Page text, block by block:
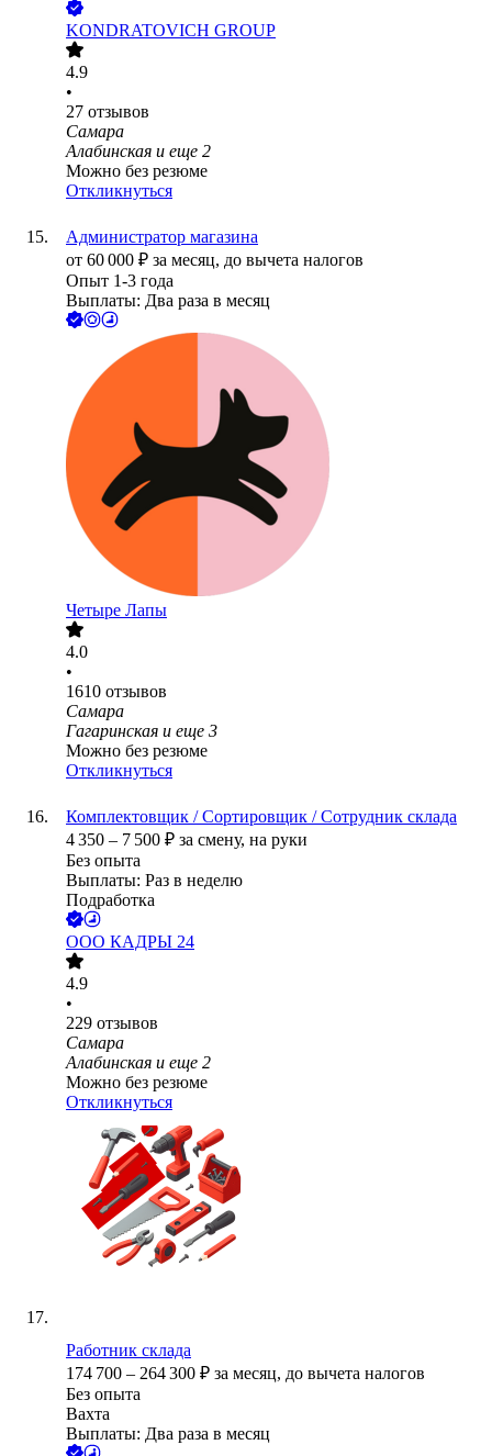
KONDRATOVICH GROUP
4.9
•
27 отзывов
Самара
Алабинская и еще 2
Можно без резюме
Откликнуться
Администратор магазина
от 60 000 ₽ за месяц, до вычета налогов
Опыт 1-3 года
Выплаты: Два раза в месяц
Четыре Лапы
4.0
•
1610 отзывов
Самара
Гагаринская и еще 3
Можно без резюме
Откликнуться
Комплектовщик / Сортировщик / Сотрудник склада
4 350 – 7 500 ₽ за смену, на руки
Без опыта
Выплаты: Раз в неделю
Подработка
ООО КАДРЫ 24
4.9
•
229 отзывов
Самара
Алабинская и еще 2
Можно без резюме
Откликнуться
Работник склада
174 700 – 264 300 ₽ за месяц, до вычета налогов
Без опыта
Вахта
Выплаты: Два раза в месяц